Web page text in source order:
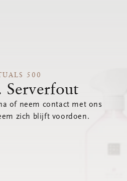
500
of neem contact met ons
zich blijft voordoen.